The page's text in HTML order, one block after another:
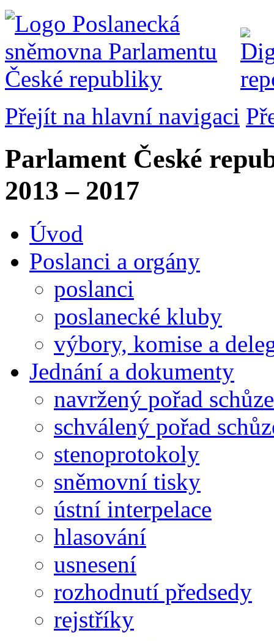
Přejít na hlavní navigaci
Parlament České
2013 – 2017
Úvod
Poslanci a orgány
poslanci
poslanecké kluby
výbory, komise a
Jednání a dokumenty
navržený pořad schůze
schválený pořad
stenoprotokoly
sněmovní tisky
ústní interpelace
hlasování
usnesení
rozhodnutí předsedy
rejstříky